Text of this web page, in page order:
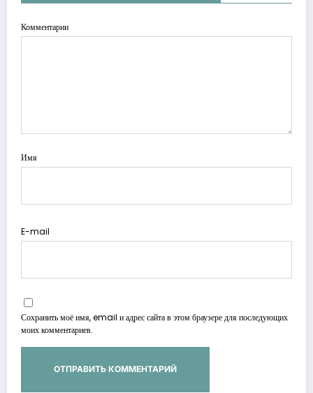
Комментарии
Имя
E-mail
Сохранить моё имя, email и адрес сайта в этом браузере для последующих
моих комментариев.